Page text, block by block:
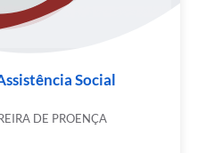
Social
DE PROENÇA